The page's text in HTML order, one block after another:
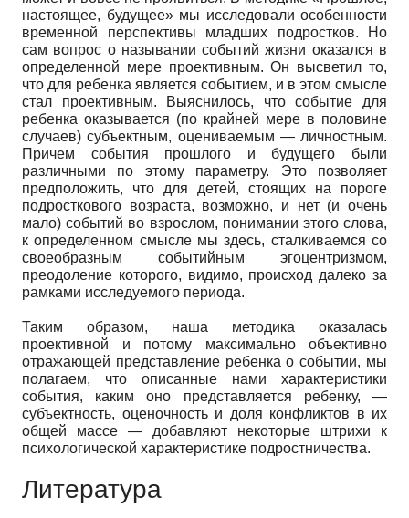
настоящее, будущее» мы исследовали особенности
временной перспективы младших подростков. Но
сам вопрос о назывании событий жизни оказался в
определенной мере проективным. Он высветил то,
что для ребенка является событием, и в этом смысле
стал проективным. Выяснилось, что событие для
ребенка оказывается (по крайней мере в половине
случаев) субъектным, оцениваемым — личностным.
Причем события прошлого и будущего были
различными по этому параметру. Это позволяет
предположить, что для детей, стоящих на пороге
подросткового возраста, возможно, и нет (и очень
мало) событий во взрослом, понимании этого слова,
к определенном смысле мы здесь, сталкиваемся со
своеобразным событийным эгоцентризмом,
преодоление которого, видимо, происход далеко за
рамками исследуемого периода.
Таким образом, наша методика оказалась
проективной и потому максимально объективно
отражающей представление ребенка о событии, мы
полагаем, что описанные нами характеристики
события, каким оно представляется ребенку, —
субъектность, оценочность и доля конфликтов в их
общей массе — добавляют некоторые штрихи к
психологической характеристике подростничества.
Литература